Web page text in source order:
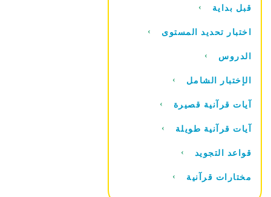
قبل بداية
اختبار تحديد المستوى
الدروس
الإختبار الشامل
آيات قرآنية قصيرة
آيات قرآنية طويلة
قواعد التجويد
مختارات قرآنية